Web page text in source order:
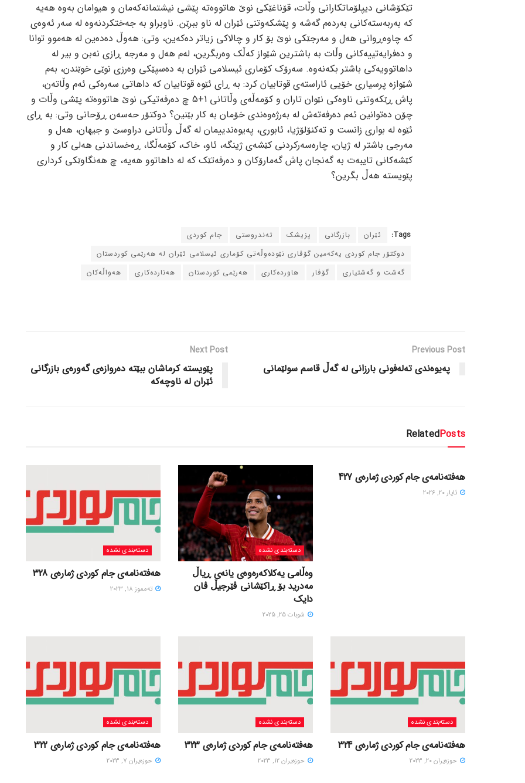
تێکۆشانی دیپلۆماتکارانی وڵات، قۆناغێکی نوێ هاتووه‌ته‌ پێشی نیشتمانه‌که‌مان و هیوامان به‌وه‌ هه‌یه‌
که‌ به‌ربه‌سته‌کانی به‌رده‌م گه‌شه‌ و پێشکه‌وتنی ئێران له‌ ناو ببرێن. ناوبراو به‌ جه‌ختکردنه‌وه‌ له‌ سه‌ر ئه‌وه‌ی
که‌ چاوه‌ڕوانی هه‌ل و مه‌رجێکی نوێ بۆ کار و چالاکی زیاتر ده‌که‌ین، وتی: هه‌وڵ ده‌ده‌ین له‌ هه‌موو توانا
و ده‌فرایه‌تییه‌کانی وڵات به‌ باشترین شێواز که‌ڵک وه‌ربگرین، له‌م هه‌ل و مه‌رجه‌ ڕازی نه‌بن و بیر له‌
داهاتوویه‌کی باشتر بکه‌نه‌وه‌. سه‌رۆک کۆماری ئیسلامی ئێران به‌ ده‌سپێکی وه‌رزی نوێی خوێندن، به‌م
شێوازه‌ پرسیاری خۆیی ئاراسته‌ی قوتابیان کرد: به‌ ڕای ئێوه‌ قوتابیان که‌ داهاتی سه‌ره‌کی ئه‌م وڵاته‌ن،
پاش ڕێکه‌وتنی ناوه‌کی نێوان تاران و کۆمه‌ڵه‌ی وڵاتانی 1+5 چ ده‌رفه‌تیکی نوێ هاتووه‌ته‌ پێشی وڵات و
چۆن ده‌توانین ئه‌م ده‌رفه‌ته‌ش له‌ به‌رژه‌وه‌ندی خۆمان به‌ کار بێنین؟ دوکتۆر حه‌سه‌ن ڕۆحانی وتی: به‌ ڕای
ئێوه‌ له‌ بواری زانست و ته‌کنۆلۆژیا، ئابوری، په‌یوه‌ندییمان له‌ گه‌ڵ وڵاتانی دراوسێ و جیهان، هه‌ل و
مه‌رجی باشتر له‌ ژیان، چاره‌سه‌رکردنی کێشه‌ی ژینگه‌، ئاو، خاک، کۆمه‌ڵگا، ڕه‌خساندنی هه‌لی کار و
کێشه‌کانی تایبه‌ت به‌ گه‌نجان پاش گه‌مارۆکان و ده‌رفه‌تێک که‌ له‌ داهاتوو هه‌یه‌، چ هه‌نگاوێکی کرداری
پێویسته‌ هه‌ڵ بگرین؟
Tags: ئێران بازرگانی پزیشک ته‌ندروستی
جام کوردی
دوکتۆر جام کوردی یه‌که‌مین گۆڤاری نێوده‌وڵه‌تی کۆماری ئیسلامی ئێران له‌ هه‌رێمی کوردستان
گه‌شت و گه‌شتیاری
گۆڤار هاورده‌کاری هه‌رێمی کوردستان هه‌نارده‌کاری هه‌واڵه‌کان
Previous Post
په‌یوه‌ندی ته‌له‌فونی بارزانی له‌ گه‌ڵ قاسم سولێمانی
Next Post
پێویسته‌ کرماشان ببێته‌ ده‌روازه‌ی گه‌وره‌ی بازرگانی
ئێران له‌ ناوچه‌که‌
RelatedPosts
هەفتەنامەی جام کوردی ژمارەی 427
ئایار 20, 2026
دسته‌بندی نشده
وەڵامی یەکلاکەرەوەی یانەی ڕیاڵ
مەدرید بۆ ڕاکێشانی ڤێرجیڵ ڤان
دایک
شوبات 25, 2025
دسته‌بندی نشده
هەفتەنامەی جام کوردی ژمارەی 328
ته‌مموز 18, 2023
دسته‌بندی نشده
هەفتەنامەی جام کوردی ژمارەی 324
حوزه‌یران 20, 2023
دسته‌بندی نشده
هەفتەنامەی جام کوردی ژمارەی 323
حوزه‌یران 12, 2023
دسته‌بندی نشده
هەفتەنامەی جام کوردی ژمارەی 322
حوزه‌یران 7, 2023